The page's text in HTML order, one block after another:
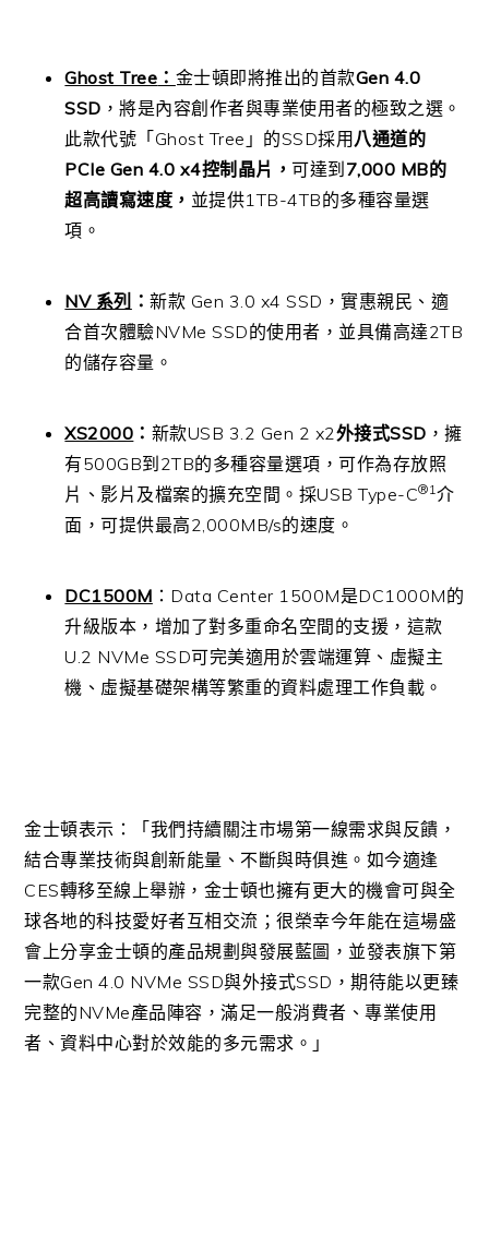
Ghost Tree ： 金士頓即將推出的首款Gen 4.0
SSD ，將是內容創作者與專業使用者的極致之選。
此款代號「Ghost Tree 」的SSD採用八通道的
PCIe Gen 4.0 x4控制晶片，可達到7,000 MB的
超高讀寫速度， 並提供1TB-4TB的多種容量選
項。
NV 系列 ：新款 Gen 3.0 x4 SSD ，實惠親民、適
合首次體驗NVMe SSD的使用者，並具備高達2TB
的儲存容量。
XS2000 ： 新款USB 3.2 Gen 2 x2外接式SSD ，擁
有500GB到2TB的多種容量選項，可作為存放照
片、影片及檔案的擴充空間。採USB Type-C®1介
面，可提供最高2,000MB/s的速度。
DC1500M ： Data Center 1500M是DC1000M的
升級版本，增加了對多重命名空間的支援，這款
U.2 NVMe SSD可完美適用於雲端運算、虛擬主
機、虛擬基礎架構等繁重的資料處理工作負載。
金士頓表示：「我們持續關注市場第一線需求與反饋，
結合專業技術與創新能量、不斷與時俱進。如今適逢
CES轉移至線上舉辦，金士頓也擁有更大的機會可與全
球各地的科技愛好者互相交流；很榮幸今年能在這場盛
會上分享金士頓的產品規劃與發展藍圖，並發表旗下第
一款Gen 4.0 NVMe SSD與外接式SSD ，期待能以更臻
完整的NVMe產品陣容，滿足一般消費者、專業使用
者、資料中心對於效能的多元需求。」